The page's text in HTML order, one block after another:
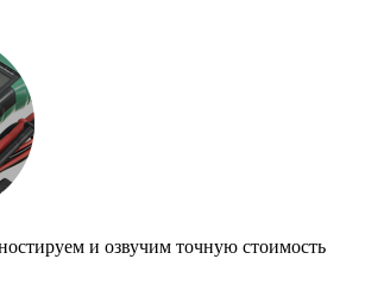
и озвучим точную стоимость